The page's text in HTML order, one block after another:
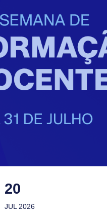
20
JUL 2026